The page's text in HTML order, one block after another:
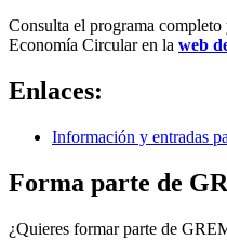
Consulta el programa
Economía Circular en la web
Enlaces:
Información y entradas
Forma parte de
¿Quieres formar parte de